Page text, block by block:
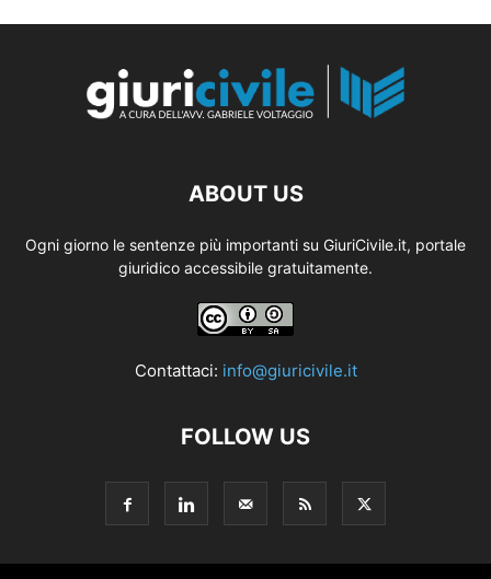
ABOUT US
Ogni giorno le sentenze più importanti su GiuriCivile.it, portale
giuridico accessibile gratuitamente.
Contattaci: info@giuricivile.it
FOLLOW US